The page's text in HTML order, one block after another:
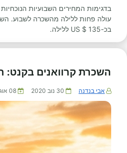
בדגימות המחירים השבועיות
עולה פחות ללילה מהשכרה לשבוע.
בכ-135 $ US ללילה.
השכרת קרוואנים בקנט:
אבי בנדנה 30 נוב 2020 08 אוג 2026